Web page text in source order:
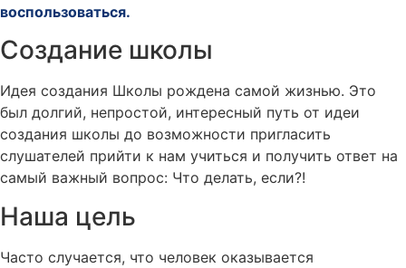
воспользоваться.
Создание школы
Идея создания Школы рождена самой жизнью. Это
был долгий, непростой, интересный путь от идеи
создания школы до возможности пригласить
слушателей прийти к нам учиться и получить ответ на
самый важный вопрос: Что делать, если?!
Наша цель
Часто случается, что человек оказывается